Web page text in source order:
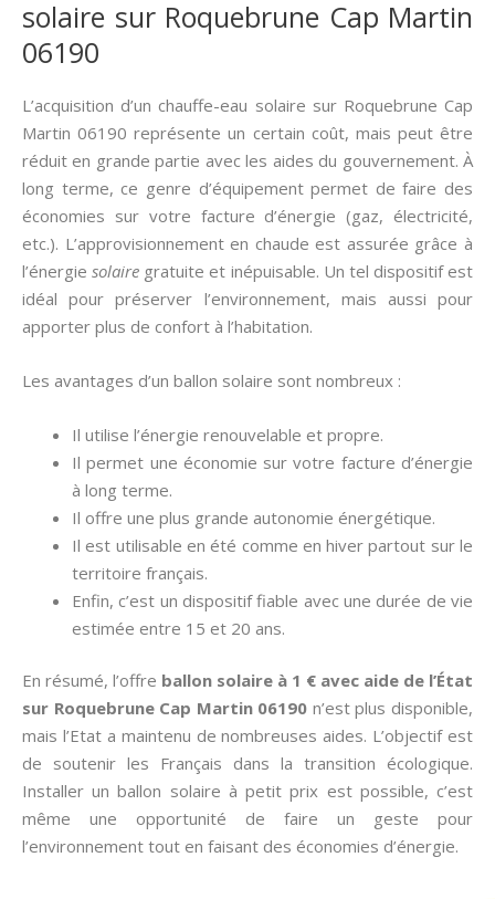
solaire sur Roquebrune Cap Martin
06190
L’acquisition d’un chauffe-eau solaire sur Roquebrune Cap
Martin 06190 représente un certain coût, mais peut être
réduit en grande partie avec les aides du gouvernement. À
long terme, ce genre d’équipement permet de faire des
économies sur votre facture d’énergie (gaz, électricité,
etc.). L’approvisionnement en chaude est assurée grâce à
l’énergiesolaire gratuite et inépuisable. Un tel dispositif est
idéal pour préserver l’environnement, mais aussi pour
apporter plus de confort à l’habitation.
Les avantages d’un ballon solaire sont nombreux :
Il utilise l’énergie renouvelable et propre.
Il permet une économie sur votre facture d’énergie
à long terme.
Il offre une plus grande autonomie énergétique.
Il est utilisable en été comme en hiver partout sur le
territoire français.
Enfin, c’est un dispositif fiable avec une durée de vie
estimée entre 15 et 20 ans.
En résumé, l’offre ballon solaire à 1 € avec aide de l’État
sur Roquebrune Cap Martin 06190 n’est plus disponible,
mais l’Etat a maintenu de nombreuses aides. L’objectif est
de soutenir les Français dans la transition écologique.
Installer un ballon solaire à petit prix est possible, c’est
même une opportunité de faire un geste pour
l’environnement tout en faisant des économies d’énergie.